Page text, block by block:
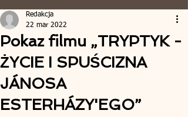
Pokaz filmu „TRYPTYK -
ŻYCIE I SPUŚCIZNA
JÁNOSA
ESTERHÁZY'EGO”
Redakcja
22 mar 2022